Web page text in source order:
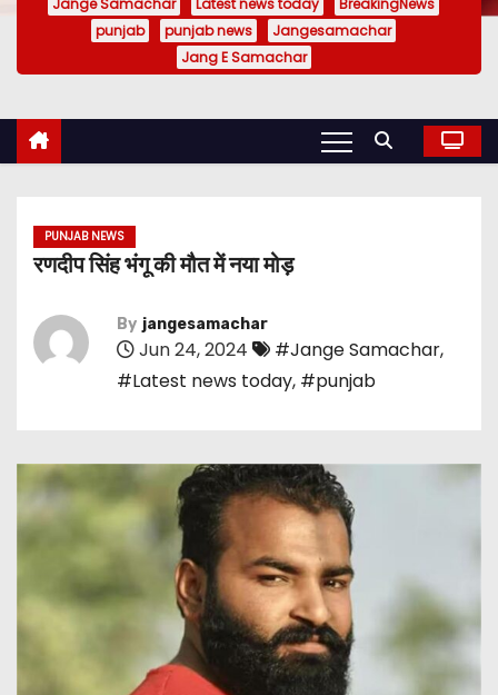
Jange Samachar Latest news today
BreakingNews
punjab
punjab news
Jangesamachar
Jang E Samachar
PUNJAB NEWS
रणदीप सिंह भंगू की मौत में नया मोड़
By jangesamachar
Jun 24, 2024 #Jange Samachar,
#Latest news today, #punjab